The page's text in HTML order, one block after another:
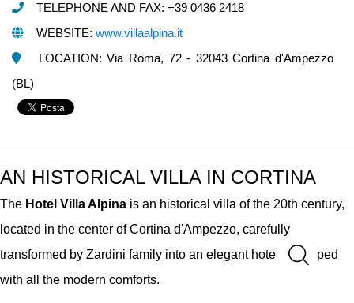
TELEPHONE AND FAX: +39 0436 2418
WEBSITE: www.villaalpina.it
LOCATION: Via Roma, 72 - 32043 Cortina d'Ampezzo
(BL)
AN HISTORICAL VILLA IN CORTINA
The Hotel Villa Alpina is an historical villa of the 20th century,
located in the center of Cortina d'Ampezzo, carefully
transformed by Zardini family into an elegant hotel, equipped
with all the modern comforts.